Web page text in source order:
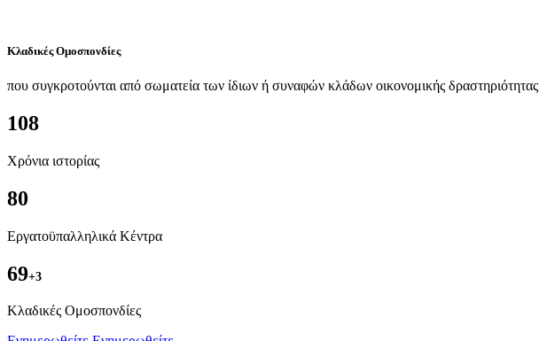
Κλαδικές Ομοσπονδίες
που συγκροτούνται από σωματεία των ίδιων ή συναφών κλάδων οικονομικής δραστηριότητας
108
Χρόνια ιστορίας
80
Εργατοϋπαλληλικά Κέντρα
69+3
Kλαδικές Ομοσπονδίες